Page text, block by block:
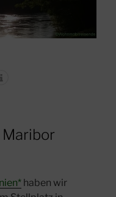
haben wir